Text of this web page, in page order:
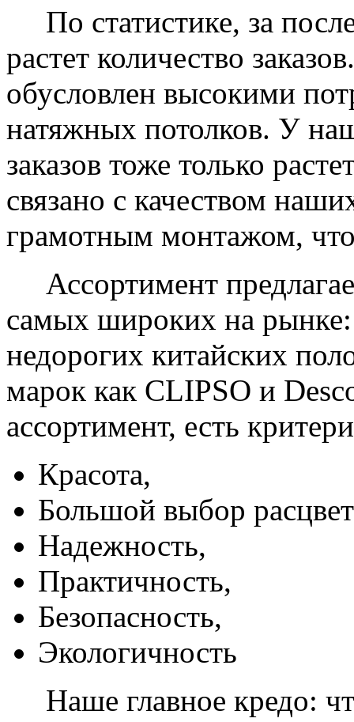
По статистике, за
растет количество
обусловлен высокими
натяжных потолков. У
заказов тоже только
связано с качеством
грамотным монтажом,
Ассортимент
самых широких на
недорогих китайских
марок как CLIPSO и
ассортимент, есть
Красота,
Большой выбор
Надежность,
Практичность,
Безопасность,
Экологичность
Наше главное кредо: